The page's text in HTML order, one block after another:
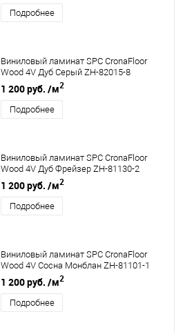
Подробнее
Виниловый ламинат SPC CronaFloor
Wood 4V Дуб Серый ZH-82015-8
1 200 руб. /м2
Подробнее
Виниловый ламинат SPC CronaFloor
Wood 4V Дуб Фрейзер ZH-81130-2
1 200 руб. /м2
Подробнее
Виниловый ламинат SPC CronaFloor
Wood 4V Сосна Монблан ZH-81101-1
1 200 руб. /м2
Подробнее